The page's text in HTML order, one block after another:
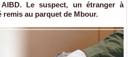
AIBD. Le suspect, un étranger à
remis au parquet de Mbour.